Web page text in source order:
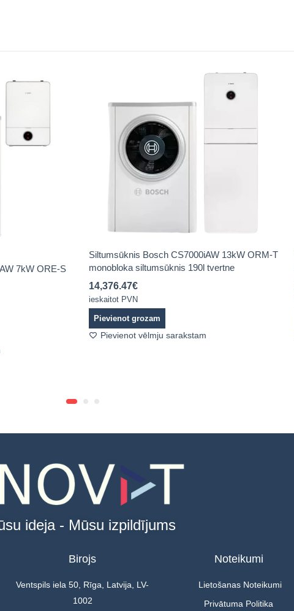
7kW ORE-S
Siltumsūknis Bosch CS7000iAW 13kW ORM-T
monobloka siltumsūknis 190l tvertne
14,376.47€
ieskaitot PVN
Pievienot grozam
Pievienot vēlmju sarakstam
ideja - Mūsu izpildījums
Birojs
Ventspils iela 50, Rīga, Latvija, LV-
1002
Noteikumi
Lietošanas Noteikumi
Privātuma Politika